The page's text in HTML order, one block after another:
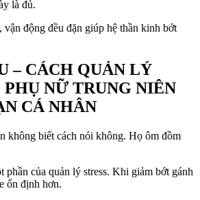
là đủ.
, vận động đều đặn giúp hệ thần kinh bớt
– CÁCH QUẢN LÝ
PHỤ NỮ TRUNG NIÊN
CÁ NHÂN
không biết cách nói không. Họ ôm đồm
phần của quản lý stress. Khi giảm bớt gánh
ổn định hơn.